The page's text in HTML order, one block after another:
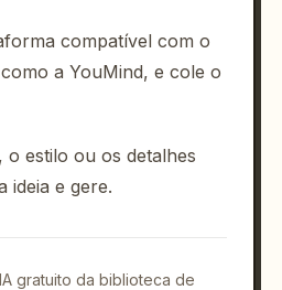
compatível com o
a YouMind, e cole o
o estilo ou os detalhes
ideia e gere.
gratuito da biblioteca de